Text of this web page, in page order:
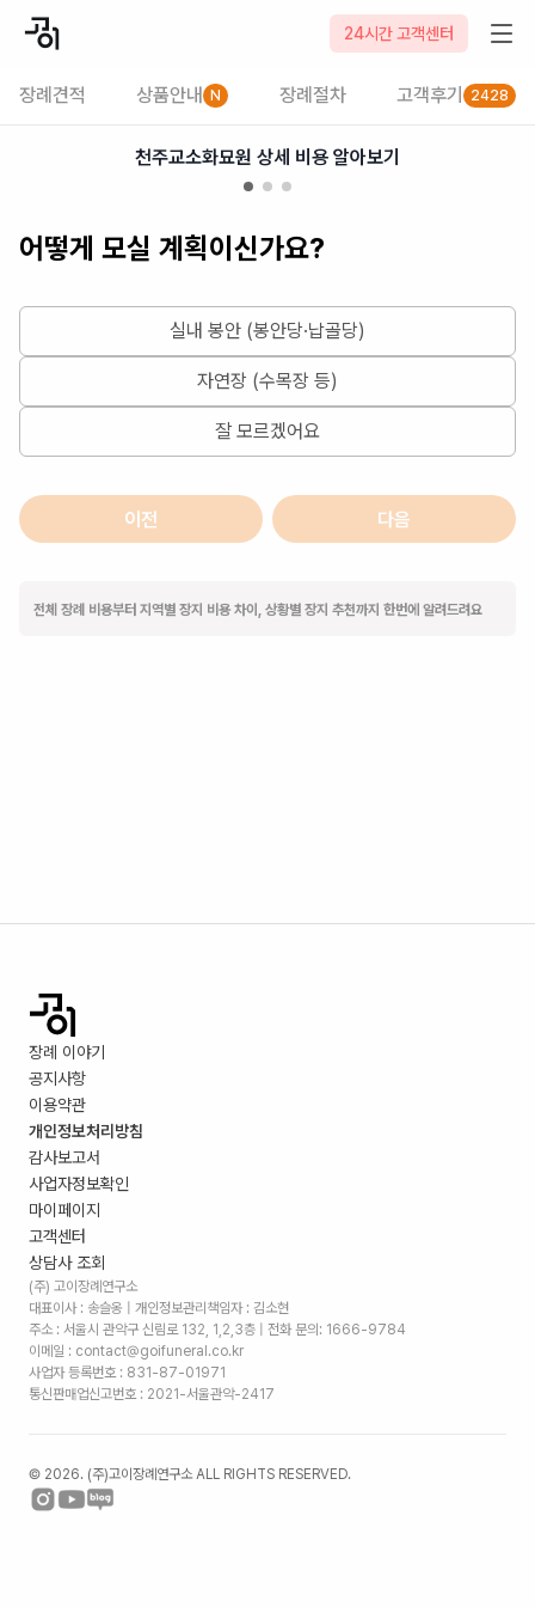
24시간 고객센터
장례견적 상품안내 N 장례절차 고객후기 2428
2026-08-09
천주교소화묘원 상세 비용 알아보기
어떻게 모실 계획이신가요?
실내 봉안 (봉안당·납골당)
자연장 (수목장 등)
잘 모르겠어요
이전 다음
전체 장례 비용부터 지역별 장지 비용 차이, 상황별 장지 추천까지 한번에 알려드려요
장례 이야기
공지사항
이용약관
개인정보처리방침
감사보고서
사업자정보확인
마이페이지
고객센터
상담사 조회
(주) 고이장례연구소
대표이사 : 송슬옹 | 개인정보관리책임자 : 김소현
주소 : 서울시 관악구 신림로 132, 1,2,3층 | 전화 문의: 1666-9784
이메일 : contact@goifuneral.co.kr
사업자 등록번호 : 831-87-01971
통신판매업신고번호 : 2021-서울관악-2417
© 2026. (주)고이장례연구소 ALL RIGHTS RESERVED.